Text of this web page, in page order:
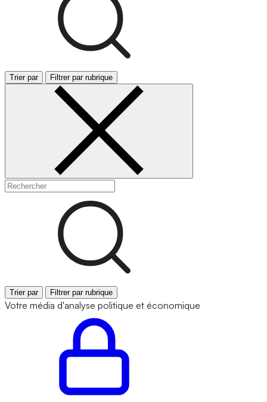
Trier par Filtrer par rubrique
Trier par Filtrer par rubrique
Votre média d'analyse politique et économique